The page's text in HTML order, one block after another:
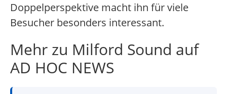
Doppelperspektive macht ihn für viele
Besucher besonders interessant.
Mehr zu Milford Sound auf
AD HOC NEWS